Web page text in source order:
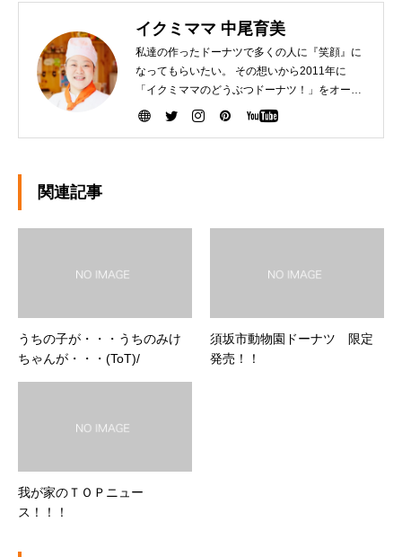
イクミママ 中尾育美
私達の作ったドーナツで多くの人に『笑顔』に
なってもらいたい。 その想いから2011年に
「イクミママのどうぶつドーナツ！」をオープ
ンさせました。 健康で美味しいドーナツを作る
関連記事
うちの子が・・・うちのみけ
ちゃんが・・・(ToT)/
須坂市動物園ドーナツ 限定
発売！！
我が家のＴＯＰニュー
ス！！！